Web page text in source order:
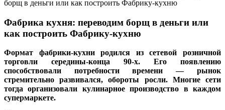
борщ в деньги или как построить Фабрику-кухню
Фабрика кухня: переводим борщ в деньги или
как построить Фабрику-кухню
Формат фабрики-кухни родился из сетевой розничной
торговли середины-конца 90-х. Его появлению
способствовали потребности времени — рынок
стремительно развивался, обороты росли. Многие сети
тогда организовали кулинарное производство в каждом
супермаркете.